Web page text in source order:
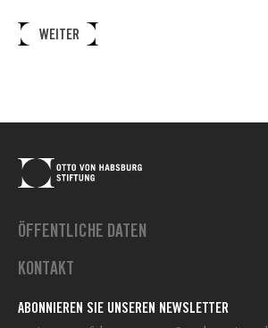
WEITER
ÖFFENTLICHE DATEN
KONTAKT
ABONNIEREN SIE UNSEREN NEWSLETTER